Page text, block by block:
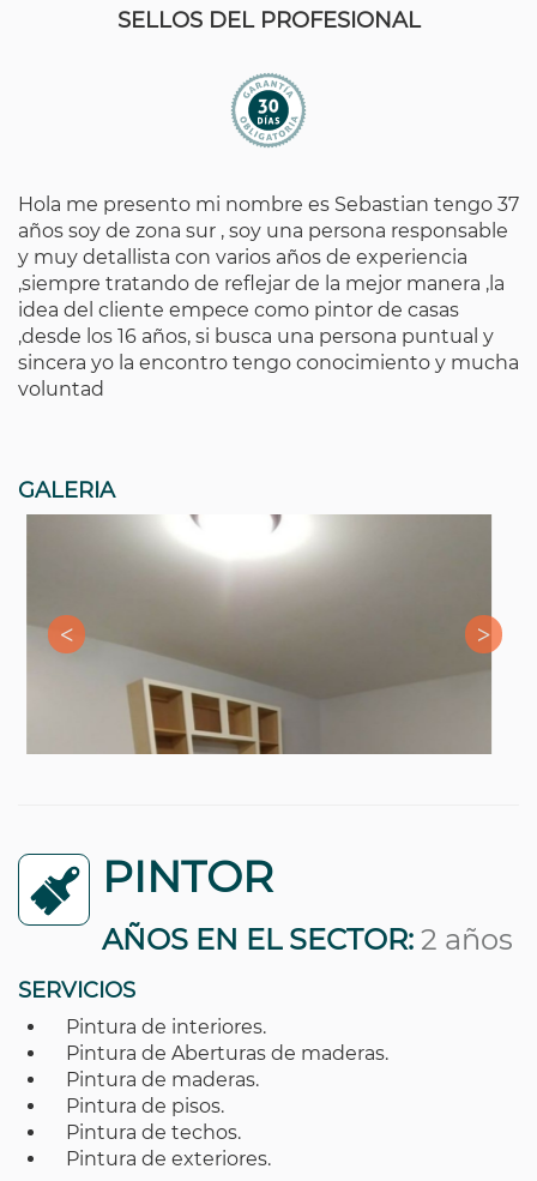
SELLOS DEL PROFESIONAL
Hola me presento mi nombre es Sebastian tengo 37
años soy de zona sur , soy una persona responsable
y muy detallista con varios años de experiencia
,siempre tratando de reflejar de la mejor manera ,la
idea del cliente empece como pintor de casas
,desde los 16 años, si busca una persona puntual y
sincera yo la encontro tengo conocimiento y mucha
voluntad
GALERIA
PINTOR
AÑOS EN EL SECTOR: 2 años
SERVICIOS
Pintura de interiores.
Pintura de Aberturas de maderas.
Pintura de maderas.
Pintura de pisos.
Pintura de techos.
Pintura de exteriores.